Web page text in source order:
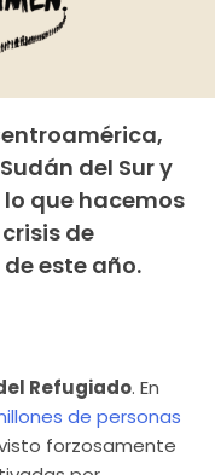
del Sur y
que hacemos
de
este año.
Refugiado. En
de personas
forzosamente